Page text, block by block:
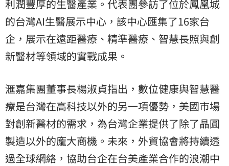
利潤豐厚的生醫產業。代表團參訪了位於鳳凰城
的台灣AI生醫展示中心，該中心匯集了16家台
企，展示在遠距醫療、精準醫療、智慧長照與創
新醫材等領域的實戰成果。
滙嘉集團董事長楊淑貞指出，數位健康與智慧醫
療是台灣在高科技以外的另一項優勢，美國市場
對創新醫材的需求，為台灣企業提供了除了晶圓
製造以外的龐大商機。未來，外貿協會將持續透
過全球網絡，協助台企在台美產業合作的浪潮中